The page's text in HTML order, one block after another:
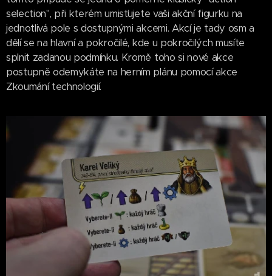
selection", při kterém umisťujete vaši akční figurku na
jednotlivá pole s dostupnými akcemi. Akcí je tady osm a
dělí se na hlavní a pokročilé, kde u pokročilých musíte
splnit zadanou podmínku. Kromě toho si nové akce
postupně odemykáte na herním plánu pomocí akce
Zkoumání technologií.